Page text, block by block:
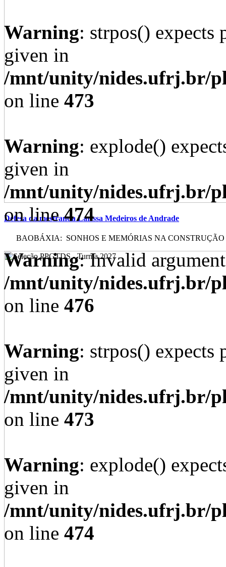
Defesa da mestranda Larissa Medeiros de Andrade
BAOBÁXIA: SONHOS E MEMÓRIAS NA CONSTRUÇÃO
Warning: strpos() expects
given in
/mnt/unity/nides.ufrj.br/
on line 473
Warning: explode()
given in
/mnt/unity/nides.ufrj.br/
on line474
Warning: Invalid
/mnt/unity/nides.ufrj.br/
on line 476
Warning: strpos() expects
given in
/mnt/unity/nides.ufrj.br/
on line 473
Warning: explode()
given in
/mnt/unity/nides.ufrj.br/
on line 474